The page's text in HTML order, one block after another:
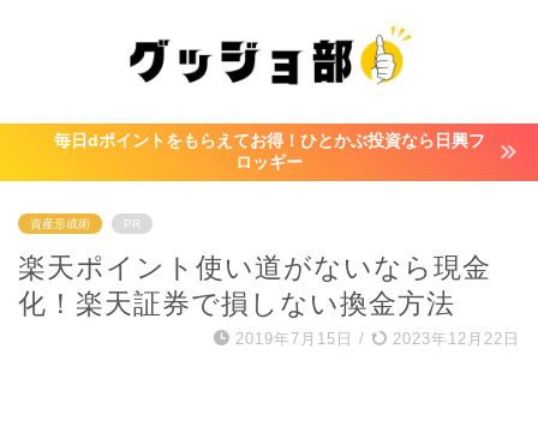
毎日dポイントをもらえてお得！ひとかぶ投資なら日興フ
ロッギー
資産形成術 PR
楽天ポイント使い道がないなら現金
化！楽天証券で損しない換金方法
2019年7月15日 / 2023年12月22日